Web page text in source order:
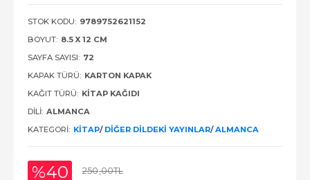
STOK KODU: 9789752621152
BOYUT: 8.5 X 12 CM
SAYFA SAYISI: 72
KAPAK TÜRÜ: KARTON KAPAK
KAĞIT TÜRÜ: KITAP KAĞIDI
DILI: ALMANCA
KATEGORI: KITAP/ DIĞER DILDEKI YAYINLAR/ALMANCA
%40 250,00TL